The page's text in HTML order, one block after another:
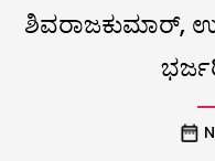
ಶಿವರಾಜಕುಮಾರ್,